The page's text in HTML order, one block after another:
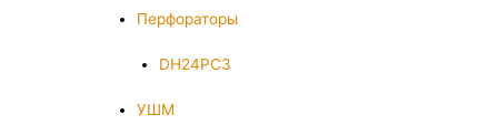
Перфораторы
DH24PC3
УШМ